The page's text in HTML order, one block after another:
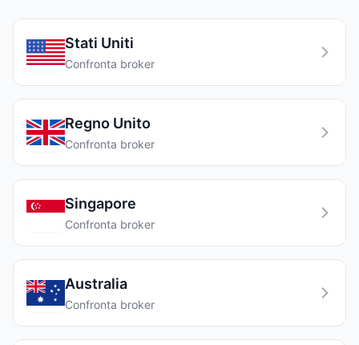
Stati Uniti
Confronta broker
Regno Unito
Confronta broker
Singapore
Confronta broker
Australia
Confronta broker